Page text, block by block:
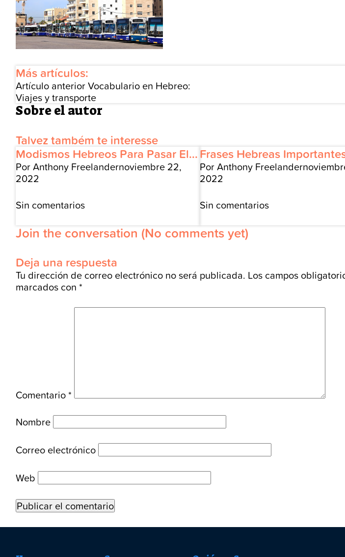
Más artículos:
Artículo anteriorVocabulario en Hebreo:
Viajes y transporte
Sobre el autor
Talvez também te interesse
Modismos Hebreos Para Pasar El...
Por Anthony Freelandernoviembre 22,
2022
Sin comentarios
Frases Hebreas
Por Anthony Freelander
2022
Sin comentarios
Join the conversation (No comments yet)
Deja una respuesta
Tu dirección de correo electrónico no será publicada. Los campos
marcados con *
Comentario *
Nombre
Correo electrónico
Web